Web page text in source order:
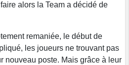
alors la Team a décidé de
remaniée, le début de
les joueurs ne trouvant pas
nouveau poste. Mais grâce à leur